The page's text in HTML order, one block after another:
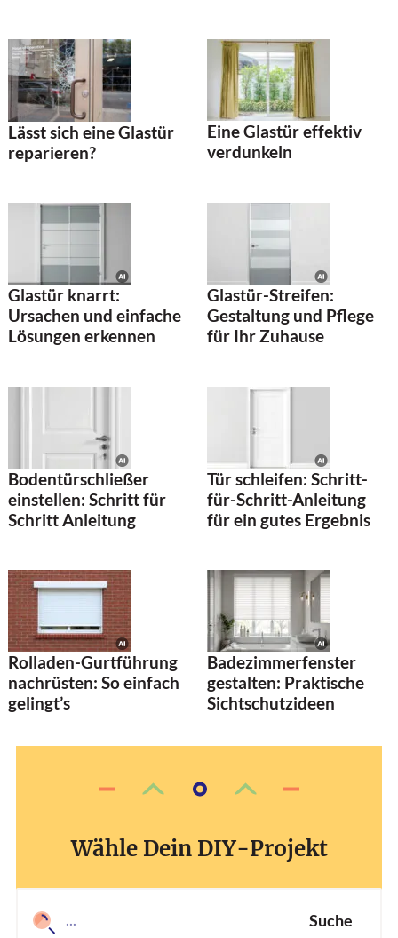
Lässt sich eine Glastür
reparieren?
Eine Glastür effektiv
verdunkeln
Glastür knarrt:
Ursachen und einfache
Lösungen erkennen
Glastür-Streifen:
Gestaltung und Pflege
für Ihr Zuhause
Bodentürschließer
einstellen: Schritt für
Schritt Anleitung
Tür schleifen: Schritt-
für-Schritt-Anleitung
für ein gutes Ergebnis
Rolladen-Gurtführung
nachrüsten: So einfach
gelingt’s
Badezimmerfenster
gestalten: Praktische
Sichtschutzideen
Wähle Dein DIY-Projekt
Suche